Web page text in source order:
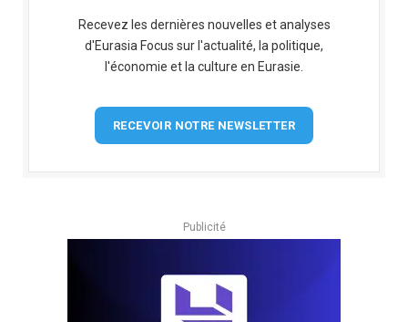
Recevez les dernières nouvelles et analyses
d'Eurasia Focus sur l'actualité, la politique,
l'économie et la culture en Eurasie.
RECEVOIR NOTRE NEWSLETTER
Publicité